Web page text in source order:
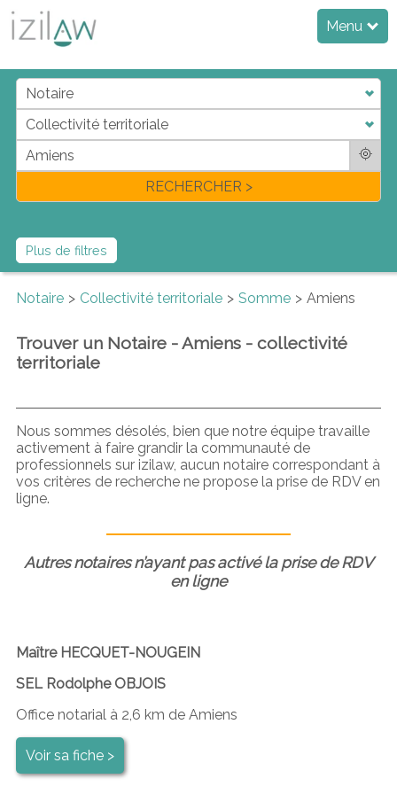
Menu
jdadi
fl
RECHERCHER >
Plus de filtres
Notaire Collectivité territoriale Somme Amiens
Trouver un Notaire - Amiens - collectivité
territoriale
Nous sommes désolés, bien que notre équipe travaille
activement à faire grandir la communauté de
professionnels sur izilaw, aucun notaire correspondant à
vos critères de recherche ne propose la prise de RDV en
ligne.
Autres notaires n’ayant pas activé la prise de RDV
en ligne
Maître HECQUET-NOUGEIN
SEL Rodolphe OBJOIS
Office notarial à 2,6 km de Amiens
Voir sa fiche >